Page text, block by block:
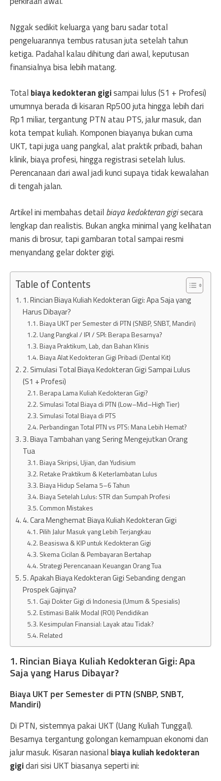
Nggak sedikit keluarga yang baru sadar total
pengeluarannya tembus ratusan juta setelah tahun
ketiga. Padahal kalau dihitung dari awal, keputusan
finansialnya bisa lebih matang.
Total biaya kedokteran gigisampai lulus (S1 + Profesi)
umumnya berada di kisaran Rp500 juta hingga lebih dari
Rp1 miliar, tergantung PTN atau PTS, jalur masuk, dan
kota tempat kuliah. Komponen biayanya bukan cuma
UKT, tapi juga uang pangkal, alat praktik pribadi, bahan
klinik, biaya profesi, hingga registrasi setelah lulus.
Perencanaan dari awal jadi kunci supaya tidak kewalahan
di tengah jalan.
Artikel ini membahas detail biaya kedokteran gigisecara
lengkap dan realistis. Bukan angka minimal yang kelihatan
manis di brosur, tapi gambaran total sampai resmi
menyandang gelar dokter gigi.
Table of Contents
1. Rincian Biaya Kuliah Kedokteran Gigi: Apa Saja yang
Harus Dibayar?
Biaya UKT per Semester di PTN (SNBP, SNBT, Mandiri)
Uang Pangkal / IPI / SPI: Berapa Besarnya?
Biaya Praktikum, Lab, dan Bahan Klinis
Biaya Alat Kedokteran Gigi Pribadi (Dental Kit)
2. Simulasi Total Biaya Kedokteran Gigi Sampai Lulus
(S1 + Profesi)
Berapa Lama Kuliah Kedokteran Gigi?
Simulasi Total Biaya di PTN (Low–Mid–High Tier)
Simulasi Total Biaya di PTS
Perbandingan Total PTN vs PTS: Mana Lebih Hemat?
3. Biaya Tambahan yang Sering Mengejutkan Orang
Tua
Biaya Skripsi, Ujian, dan Yudisium
Retake Praktikum & Keterlambatan Lulus
Biaya Hidup Selama 5–6 Tahun
Biaya Setelah Lulus: STR dan Sumpah Profesi
Common Mistakes
4. Cara Menghemat Biaya Kuliah Kedokteran Gigi
Pilih Jalur Masuk yang Lebih Terjangkau
Beasiswa & KIP untuk Kedokteran Gigi
Skema Cicilan & Pembayaran Bertahap
Strategi Perencanaan Keuangan Orang Tua
5. Apakah Biaya Kedokteran Gigi Sebanding dengan
Prospek Gajinya?
Gaji Dokter Gigi di Indonesia (Umum & Spesialis)
Estimasi Balik Modal (ROI) Pendidikan
Kesimpulan Finansial: Layak atau Tidak?
Related
1. Rincian Biaya Kuliah Kedokteran Gigi: Apa
Saja yang Harus Dibayar?
Biaya UKT per Semester di PTN (SNBP, SNBT,
Mandiri)
Di PTN, sistemnya pakai UKT (Uang Kuliah Tunggal).
Besarnya tergantung golongan kemampuan ekonomi dan
jalur masuk. Kisaran nasional biaya kuliah kedokteran
gigidari sisi UKT biasanya seperti ini: